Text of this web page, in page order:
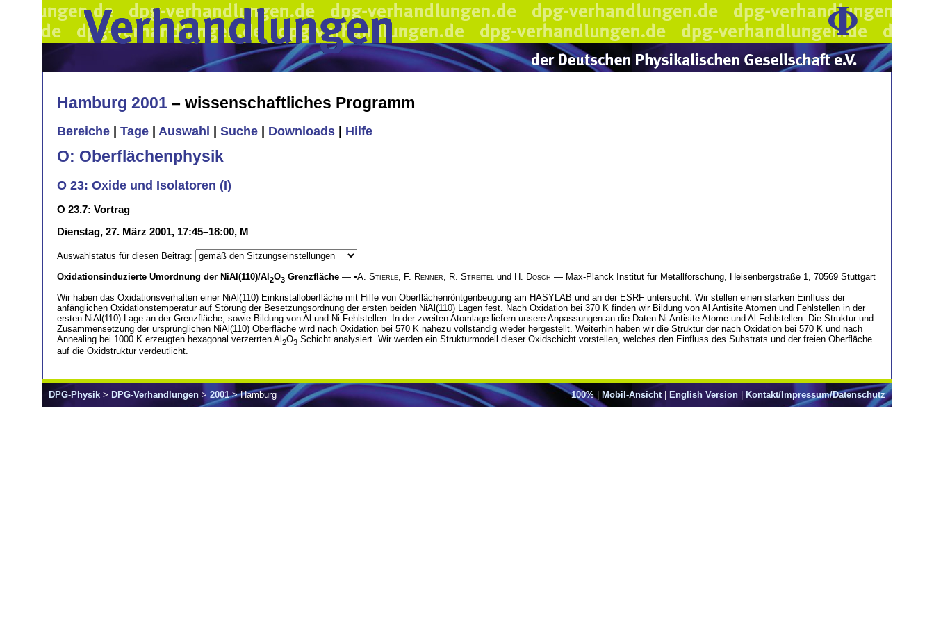
Hamburg 2001 – wissenschaftliches Programm
Bereiche Tage Auswahl Suche Downloads Hilfe
O: Oberflächenphysik
O 23: Oxide und Isolatoren (I)
O 23.7: Vortrag
Dienstag, 27. März 2001, 17:45–18:00, M
Auswahlstatus für diesen Beitrag:
Oxidationsinduzierte Umordnung der NiAl(110)/Al2O3 Grenzfläche — •A. Stierle F. Renner R. Streitel und H. Dosch — Max-Planck Institut für Metallforschung, Heisenbergstraße 1, 70569 Stuttgart
Wir haben das Oxidationsverhalten einer NiAl(110) Einkristalloberfläche mit Hilfe von Oberflächenröntgenbeugung am HASYLAB und an der ESRF untersucht. Wir stellen einen starken Einfluss der
anfänglichen Oxidationstemperatur auf Störung der Besetzungsordnung der ersten beiden NiAl(110) Lagen fest. Nach Oxidation bei 370 K finden wir Bildung von Al Antisite Atomen und Fehlstellen in der
ersten NiAl(110) Lage an der Grenzfläche, sowie Bildung von Al und Ni Fehlstellen. In der zweiten Atomlage liefern unsere Anpassungen an die Daten Ni Antisite Atome und Al Fehlstellen. Die Struktur und
Zusammensetzung der ursprünglichen NiAl(110) Oberfläche wird nach Oxidation bei 570 K nahezu vollständig wieder hergestellt. Weiterhin haben wir die Struktur der nach Oxidation bei 570 K und nach
Annealing bei 1000 K erzeugten hexagonal verzerrten Al 2O3 Schicht analysiert. Wir werden ein Strukturmodell dieser Oxidschicht vorstellen, welches den Einfluss des Substrats und der freien Oberfläche
auf die Oxidstruktur verdeutlicht.
100%| Mobil-Ansicht| English Version Kontakt/Impressum/Datenschutz
DPG-Physik > DPG-Verhandlungen > 2001> Hamburg